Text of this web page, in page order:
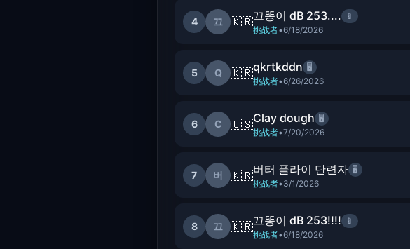
4 끄 🇰🇷끄똥이 dB 253....
📱
挑战者•6/18/2026
5 Q 🇰🇷qkrtkddn 🖥️
挑战者•6/26/2026
6 C 🇺🇸Clay dough 🖥️
挑战者•7/20/2026
7 버 🇰🇷버터 플라이 단련자 🖥️
挑战者•3/1/2026
8 끄 🇰🇷끄똥이 dB 253!!!!
📱
挑战者•6/18/2026